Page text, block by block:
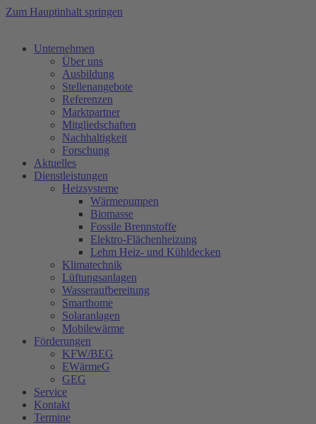
Zum Hauptinhalt springen
Unternehmen
Über uns
Ausbildung
Stellenangebote
Referenzen
Marktpartner
Mitgliedschaften
Nachhaltigkeit
Forschung
Aktuelles
Dienstleistungen
Heizsysteme
Wärmepumpen
Biomasse
Fossile Brennstoffe
Elektro-Flächenheizung
Lehm Heiz- und Kühldecken
Klimatechnik
Lüftungsanlagen
Wasseraufbereitung
Smarthome
Solaranlagen
Mobilewärme
Förderungen
KFW/BEG
EWärmeG
GEG
Service
Kontakt
Termine